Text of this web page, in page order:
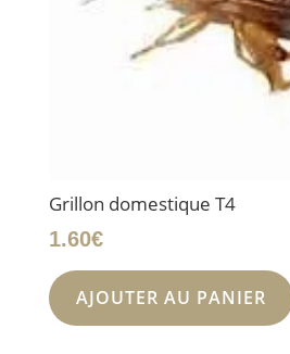
Grillon domestique T4
1.60€
AJOUTER AU PANIER